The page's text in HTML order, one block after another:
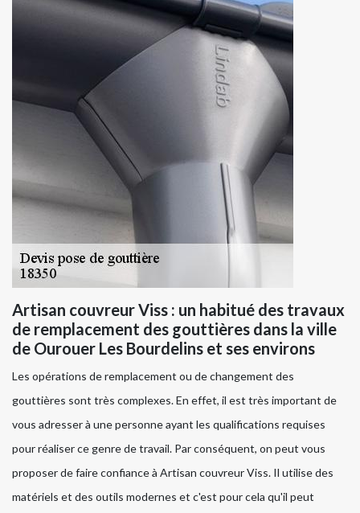
Artisan couvreur Viss : un habitué des travaux
de remplacement des gouttières dans la ville
de Ourouer Les Bourdelins et ses environs
Les opérations de remplacement ou de changement des
gouttières sont très complexes. En effet, il est très important de
vous adresser à une personne ayant les qualifications requises
pour réaliser ce genre de travail. Par conséquent, on peut vous
proposer de faire confiance à Artisan couvreur Viss. Il utilise des
matériels et des outils modernes et c'est pour cela qu'il peut